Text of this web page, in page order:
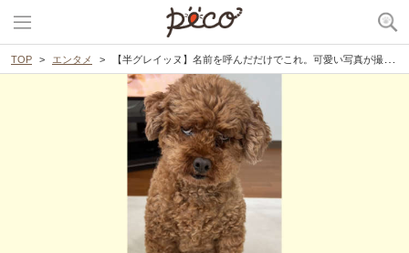
TOP エンタメ 【半グレイッヌ】名前を呼んだだけでこれ。可愛い写真が撮りたかったのに愛犬が想像を超えてきた